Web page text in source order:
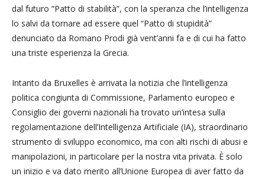
dal futuro “Patto di stabilità”, con la speranza che l’intelligenza
lo salvi da tornare ad essere quel “Patto di stupidità”
denunciato da Romano Prodi già vent’anni fa e di cui ha fatto
una triste esperienza la Grecia.
Intanto da Bruxelles è arrivata la notizia che l’intelligenza
politica congiunta di Commissione, Parlamento europeo e
Consiglio dei governi nazionali ha trovato un’intesa sulla
regolamentazione dell’Intelligenza Artificiale (IA), straordinario
strumento di sviluppo economico, ma con alti rischi di abusi e
manipolazioni, in particolare per la nostra vita privata. È solo
un inizio e va dato merito all’Unione Europea di aver fatto da